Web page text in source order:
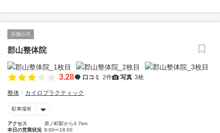
店舗公式
郡山整体院
3.28 口コミ 2件 写真 3枚
整体 カイロプラクティック
駐車場有
アクセス
原ノ町駅から3.7km
本日の営業状況 9:00〜18:00